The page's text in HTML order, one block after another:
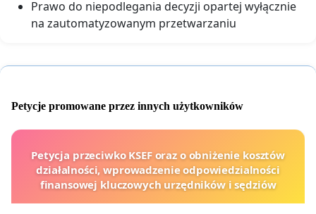
Prawo do niepodlegania decyzji opartej wyłącznie
na zautomatyzowanym przetwarzaniu
Petycje promowane przez innych użytkowników
Petycja przeciwko KSEF oraz o obniżenie kosztów
działalności, wprowadzenie odpowiedzialności
finansowej kluczowych urzędników i sędziów